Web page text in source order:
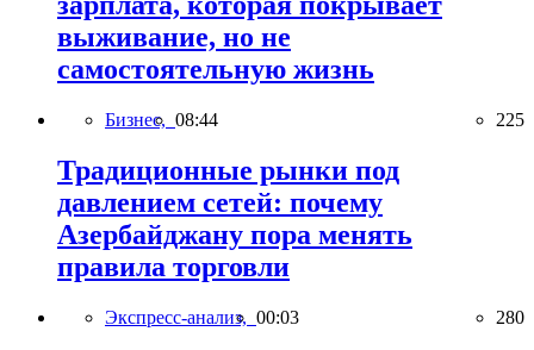
выживание, но не
самостоятельную жизнь
Бизнес, 08:44 225
Традиционные рынки под
давлением сетей: почему
Азербайджану пора менять
правила торговли
Экспресс-анализ, 00:03 280